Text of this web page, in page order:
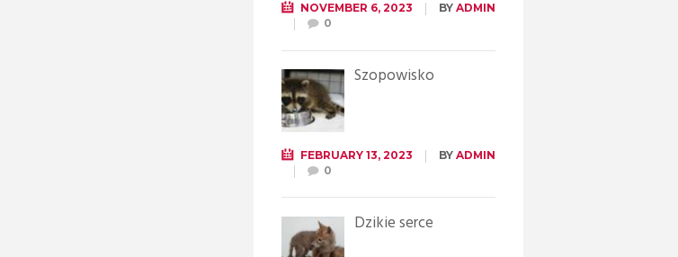
NOVEMBER 6, 2023 BY ADMIN
0
Szopowisko
FEBRUARY 13, 2023 BY ADMIN
0
Dzikie serce